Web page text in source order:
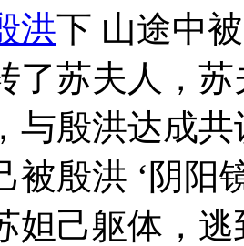
洪下 山途中
了苏夫人，
与殷洪达成
被殷洪 ‘阴阳
妲己躯体，